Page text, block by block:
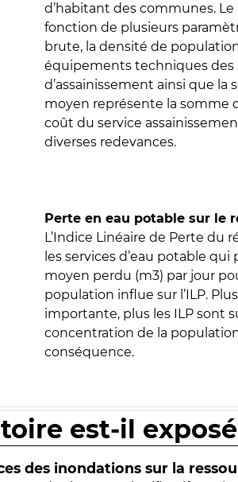
d’habitant des communes. Le
fonction de plusieurs
brute, la densité de
équipements techniques des
d’assainissement ainsi que
moyen représente la somme
coût du service
diverses redevances.
Perte en eau potable sur le
L’Indice Linéaire de Perte du
les services d’eau potable
moyen perdu (m3) par jour
population influe sur l’ILP.
importante, plus les ILP sont
concentration de la
conséquence.
est-il
des inondations sur la